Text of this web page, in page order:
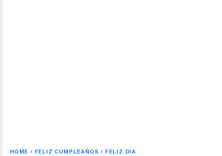
HOME › FELIZ CUMPLEAÑOS › FELIZ DIA